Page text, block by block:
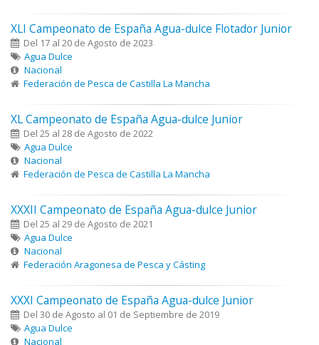
XLI Campeonato de España Agua-dulce Flotador Junior
Del 17 al 20 de Agosto de 2023
Agua Dulce
Nacional
Federación de Pesca de Castilla La Mancha
XL Campeonato de España Agua-dulce Junior
Del 25 al 28 de Agosto de 2022
Agua Dulce
Nacional
Federación de Pesca de Castilla La Mancha
XXXII Campeonato de España Agua-dulce Junior
Del 25 al 29 de Agosto de 2021
Agua Dulce
Nacional
Federación Aragonesa de Pesca y Cásting
XXXI Campeonato de España Agua-dulce Junior
Del 30 de Agosto al 01 de Septiembre de 2019
Agua Dulce
Nacional